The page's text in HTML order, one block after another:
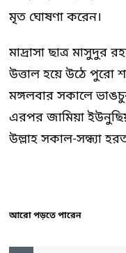
মৃত ঘোষণা করেন।
মাদ্রাসা ছাত্র মাসুদুর
উত্তাল হয়ে উঠে পুরো
মঙ্গলবার সকালে
এরপর জামিয়া
উল্লাহ সকাল-সন্ধ্যা
আরো পড়তে পারেন